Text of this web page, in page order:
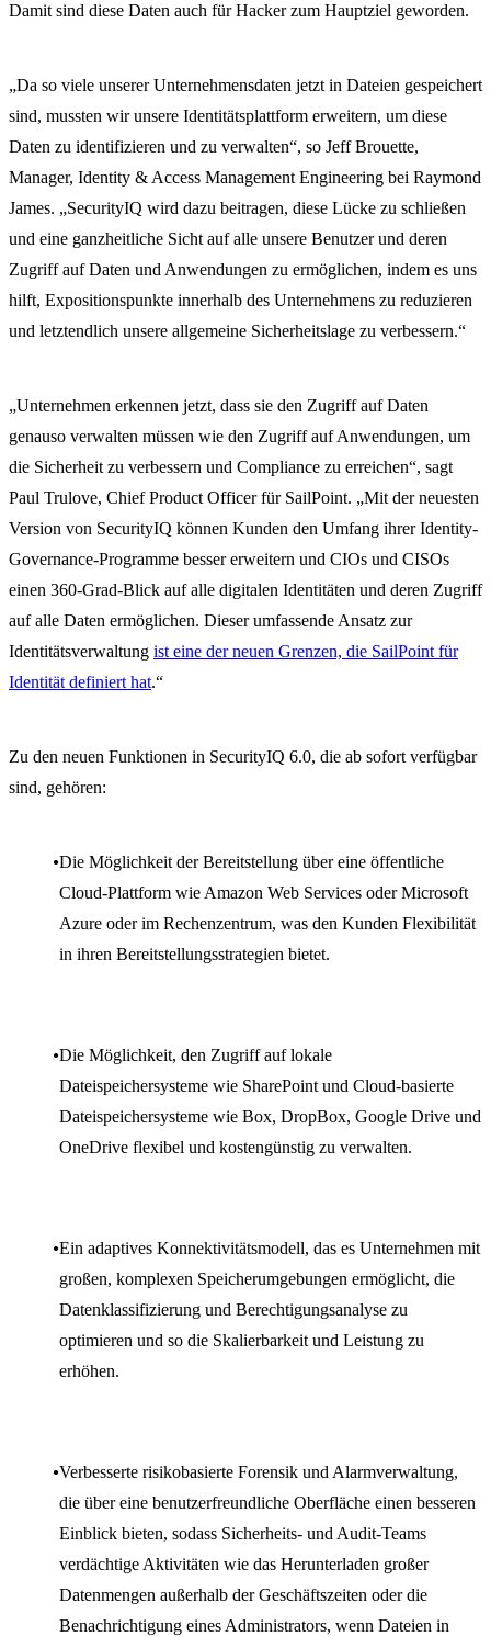
Damit sind diese Daten auch für Hacker zum Hauptziel geworden.
„Da so viele unserer Unternehmensdaten jetzt in Dateien gespeichert
sind, mussten wir unsere Identitätsplattform erweitern, um diese
Daten zu identifizieren und zu verwalten“, so Jeff Brouette,
Manager, Identity & Access Management Engineering bei Raymond
James. „SecurityIQ wird dazu beitragen, diese Lücke zu schließen
und eine ganzheitliche Sicht auf alle unsere Benutzer und deren
Zugriff auf Daten und Anwendungen zu ermöglichen, indem es uns
hilft, Expositionspunkte innerhalb des Unternehmens zu reduzieren
und letztendlich unsere allgemeine Sicherheitslage zu verbessern.“
„Unternehmen erkennen jetzt, dass sie den Zugriff auf Daten
genauso verwalten müssen wie den Zugriff auf Anwendungen, um
die Sicherheit zu verbessern und Compliance zu erreichen“, sagt
Paul Trulove, Chief Product Officer für SailPoint. „Mit der neuesten
Version von SecurityIQ können Kunden den Umfang ihrer Identity-
Governance-Programme besser erweitern und CIOs und CISOs
einen 360-Grad-Blick auf alle digitalen Identitäten und deren Zugriff
auf alle Daten ermöglichen. Dieser umfassende Ansatz zur
Identitätsverwaltung ist eine der neuen Grenzen, die SailPoint für
Identität definiert hat.“
Zu den neuen Funktionen in SecurityIQ 6.0, die ab sofort verfügbar
sind, gehören:
Die Möglichkeit der Bereitstellung über eine öffentliche
Cloud-Plattform wie Amazon Web Services oder Microsoft
Azure oder im Rechenzentrum, was den Kunden Flexibilität
in ihren Bereitstellungsstrategien bietet.
Die Möglichkeit, den Zugriff auf lokale
Dateispeichersysteme wie SharePoint und Cloud-basierte
Dateispeichersysteme wie Box, DropBox, Google Drive und
OneDrive flexibel und kostengünstig zu verwalten.
Ein adaptives Konnektivitätsmodell, das es Unternehmen mit
großen, komplexen Speicherumgebungen ermöglicht, die
Datenklassifizierung und Berechtigungsanalyse zu
optimieren und so die Skalierbarkeit und Leistung zu
erhöhen.
Verbesserte risikobasierte Forensik und Alarmverwaltung,
die über eine benutzerfreundliche Oberfläche einen besseren
Einblick bieten, sodass Sicherheits- und Audit-Teams
verdächtige Aktivitäten wie das Herunterladen großer
Datenmengen außerhalb der Geschäftszeiten oder die
Benachrichtigung eines Administrators, wenn Dateien in